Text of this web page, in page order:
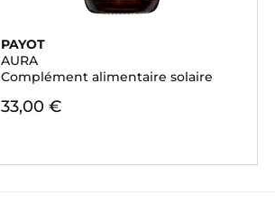
PAYOT
AURA
Complément alimentaire solaire
33,00 €